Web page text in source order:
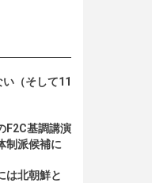
（そして11
F2C基調講演
制派候補に
は北朝鮮と